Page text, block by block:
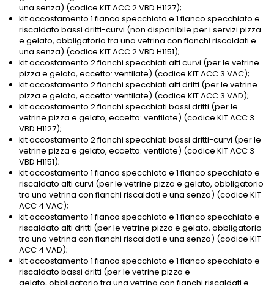
una senza) (codice KIT ACC 2 VBD H1127);
kit accostamento 1 fianco specchiato e 1 fianco specchiato e
riscaldato bassi dritti-curvi (non disponibile per i servizi pizza
e gelato, obbligatorio tra una vetrina con fianchi riscaldati e
una senza) (codice KIT ACC 2 VBD H1151);
kit accostamento 2 fianchi specchiati alti curvi (per le vetrine
pizza e gelato, eccetto: ventilate) (codice KIT ACC 3 VAC);
kit accostamento 2 fianchi specchiati alti dritti (per le vetrine
pizza e gelato, eccetto: ventilate) (codice KIT ACC 3 VAD);
kit accostamento 2 fianchi specchiati bassi dritti (per le
vetrine pizza e gelato, eccetto: ventilate) (codice KIT ACC 3
VBD H1127);
kit accostamento 2 fianchi specchiati bassi dritti-curvi (per le
vetrine pizza e gelato, eccetto: ventilate) (codice KIT ACC 3
VBD H1151);
kit accostamento 1 fianco specchiato e 1 fianco specchiato e
riscaldato alti curvi (per le vetrine pizza e gelato, obbligatorio
tra una vetrina con fianchi riscaldati e una senza) (codice KIT
ACC 4 VAC);
kit accostamento 1 fianco specchiato e 1 fianco specchiato e
riscaldato alti dritti (per le vetrine pizza e gelato, obbligatorio
tra una vetrina con fianchi riscaldati e una senza) (codice KIT
ACC 4 VAD);
kit accostamento 1 fianco specchiato e 1 fianco specchiato e
riscaldato bassi dritti (per le vetrine pizza e